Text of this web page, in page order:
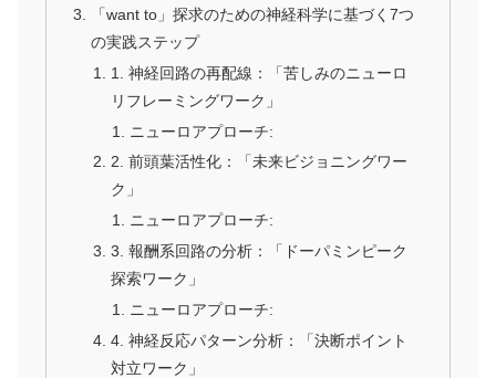
「want to」探求のための神経科学に基づく7つ
の実践ステップ
1. 神経回路の再配線：「苦しみのニューロ
リフレーミングワーク」
ニューロアプローチ:
2. 前頭葉活性化：「未来ビジョニングワー
ク」
ニューロアプローチ:
3. 報酬系回路の分析：「ドーパミンピーク
探索ワーク」
ニューロアプローチ:
4. 神経反応パターン分析：「決断ポイント
対立ワーク」